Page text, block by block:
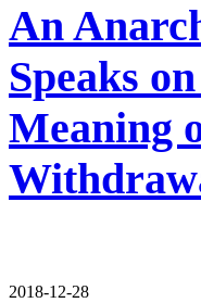
An
Speaks
Meaning
2018-12-28